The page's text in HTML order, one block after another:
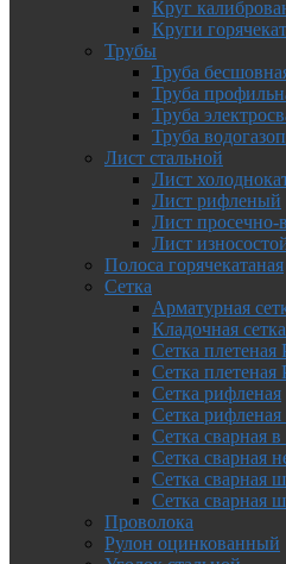
Круг
Круги
Трубы
Труба
Труба
Труба
Труба
Лист стальной
Лист
Лист рифленый
Лист
Лист
Полоса горячекатаная
Сетка
Арматурная
Кладочная сетка
Сетка плетеная
Сетка
Сетка рифленая
Сетка
Сетка сварная в
Сетка сварная
Сетка сварная
Сетка сварная
Проволока
Рулон оцинкованный